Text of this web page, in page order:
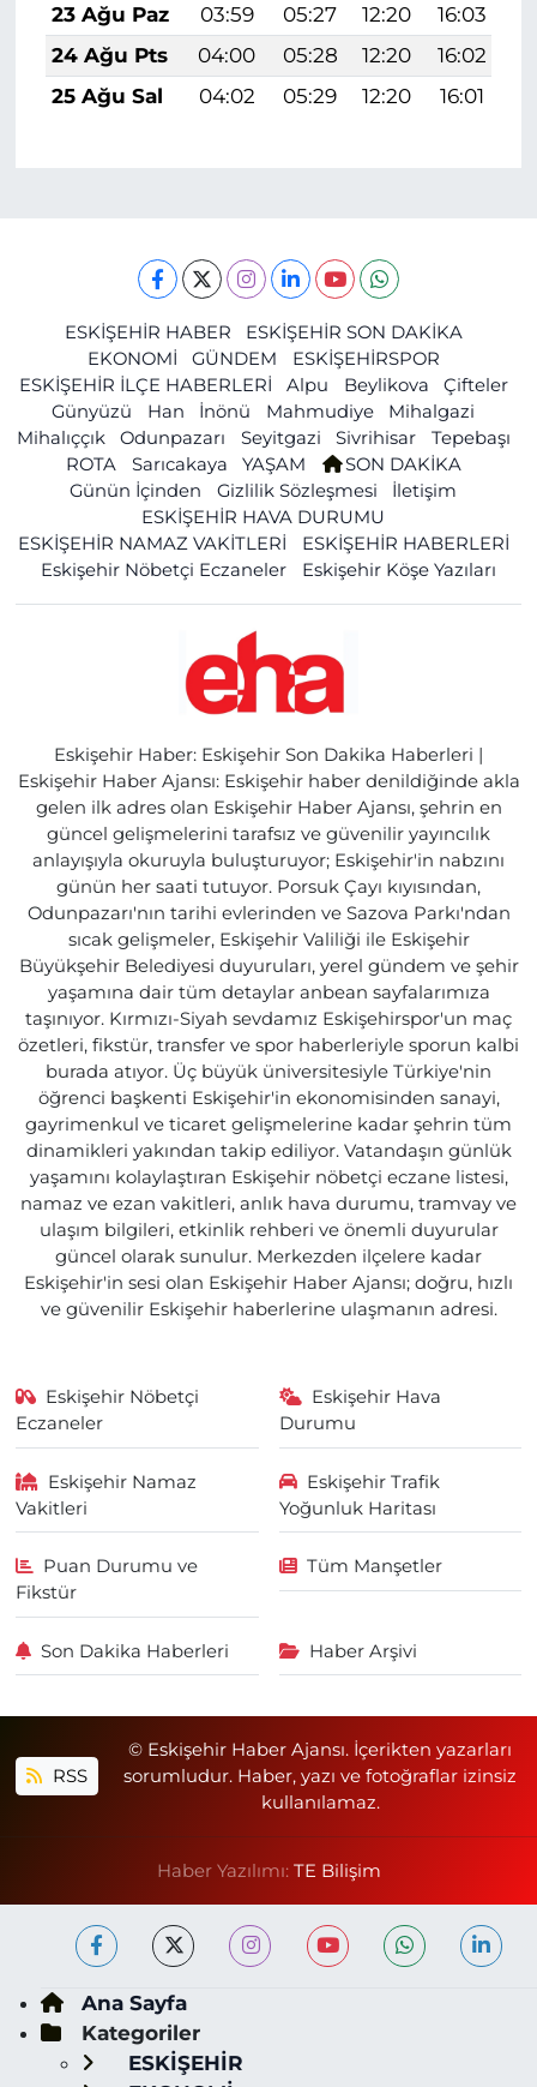
23 Ağu Paz 03:59 05:27 12:20 16:03
24 Ağu Pts
04:00 05:28 12:20 16:02
25 Ağu Sal
04:02 05:29 12:20 16:01
ESKİŞEHİR HABER
ESKİŞEHİR SON DAKİKA
EKONOMİ
GÜNDEM
ESKİŞEHİRSPOR
ESKİŞEHİR İLÇE HABERLERİ
Alpu Beylikova
Çifteler
Günyüzü
Han İnönü Mahmudiye
Mihalgazi
Mihalıççık
Odunpazarı Seyitgazi Sivrihisar
Tepebaşı
ROTA
Sarıcakaya YAŞAM
SON DAKİKA
Günün İçinden
Gizlilik Sözleşmesi
İletişim
ESKİŞEHİR HAVA DURUMU
ESKİŞEHİR NAMAZ VAKİTLERİ
ESKİŞEHİR HABERLERİ
Eskişehir Nöbetçi Eczaneler
Eskişehir Köşe Yazıları
Eskişehir Haber: Eskişehir Son Dakika Haberleri |
Eskişehir Haber Ajansı: Eskişehir haber denildiğinde akla
gelen ilk adres olan Eskişehir Haber Ajansı, şehrin en
güncel gelişmelerini tarafsız ve güvenilir yayıncılık
anlayışıyla okuruyla buluşturuyor; Eskişehir'in nabzını
günün her saati tutuyor. Porsuk Çayı kıyısından,
Odunpazarı'nın tarihi evlerinden ve Sazova Parkı'ndan
sıcak gelişmeler, Eskişehir Valiliği ile Eskişehir
Büyükşehir Belediyesi duyuruları, yerel gündem ve şehir
yaşamına dair tüm detaylar anbean sayfalarımıza
taşınıyor. Kırmızı-Siyah sevdamız Eskişehirspor'un maç
özetleri, fikstür, transfer ve spor haberleriyle sporun kalbi
burada atıyor. Üç büyük üniversitesiyle Türkiye'nin
öğrenci başkenti Eskişehir'in ekonomisinden sanayi,
gayrimenkul ve ticaret gelişmelerine kadar şehrin tüm
dinamikleri yakından takip ediliyor. Vatandaşın günlük
yaşamını kolaylaştıran Eskişehir nöbetçi eczane listesi,
namaz ve ezan vakitleri, anlık hava durumu, tramvay ve
ulaşım bilgileri, etkinlik rehberi ve önemli duyurular
güncel olarak sunulur. Merkezden ilçelere kadar
Eskişehir'in sesi olan Eskişehir Haber Ajansı; doğru, hızlı
ve güvenilir Eskişehir haberlerine ulaşmanın adresi.
Eskişehir Nöbetçi
Eczaneler
Eskişehir Hava
Durumu
Eskişehir Namaz
Vakitleri
Eskişehir Trafik
Yoğunluk Haritası
Puan Durumu ve
Fikstür
Tüm Manşetler
Son Dakika Haberleri Haber Arşivi
RSS
© Eskişehir Haber Ajansı. İçerikten yazarları
sorumludur. Haber, yazı ve fotoğraflar izinsiz
kullanılamaz.
Haber Yazılımı: TE Bilişim
Ana Sayfa
Kategoriler
ESKİŞEHİR